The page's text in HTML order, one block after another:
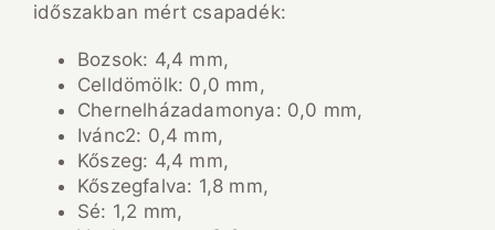
időszakban mért csapadék:
Bozsok: 4,4 mm,
Celldömölk: 0,0 mm,
Chernelházadamonya: 0,0 mm,
Ivánc2: 0,4 mm,
Kőszeg: 4,4 mm,
Kőszegfalva: 1,8 mm,
Sé: 1,2 mm,